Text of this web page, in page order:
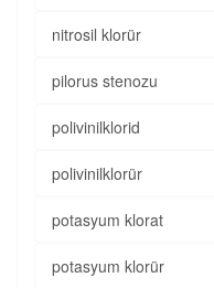
nitrosil klorür
pilorus stenozu
polivinilklorid
polivinilklorür
potasyum klorat
potasyum klorür